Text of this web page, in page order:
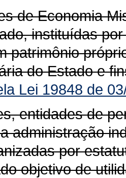
de Economia
instituídas
patrimônio
do Estado e
Lei 19848 de
entidades de
administração
por
objetivo de